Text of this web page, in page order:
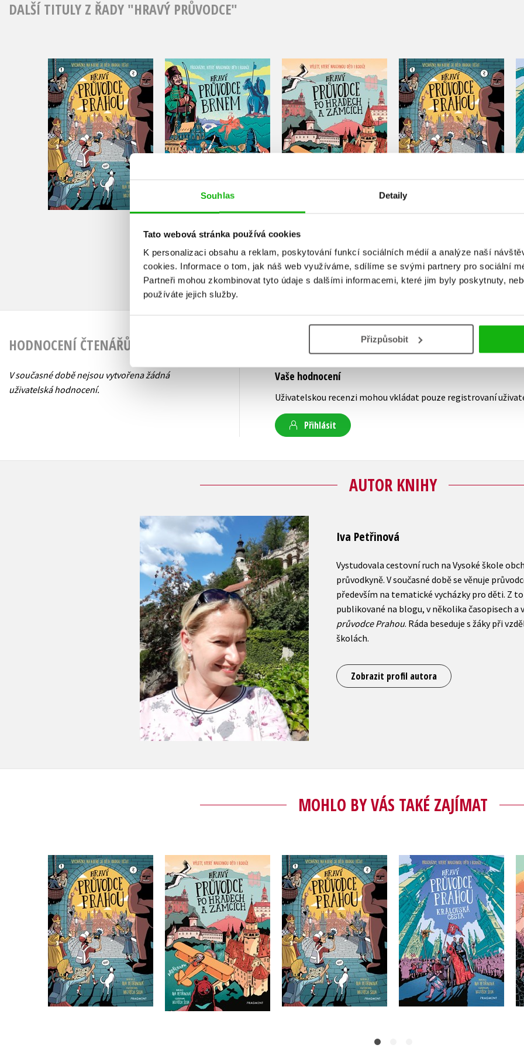
Souhlas Detaily
Tato webová stránka používá cookies
K personalizaci obsahu a reklam, poskytování funkcí sociálních médií a analýze naší
cookies. Informace o tom, jak náš web využíváme, sdílíme se svými partnery pro sociální
Partneři mohou zkombinovat tyto údaje s dalšími informacemi, které jim byly poskytnuty,
používáte jejich služby.
Přizpůsobit
DALŠÍ TITULY Z ŘADY "HRAVÝ PRŮVODCE"
Hravý průvodce Prahou
Iva Petřinová
Do košíku
399 Kč
319 Kč
Hravý průvodce Brnem
Eva Obůrková
399 Kč
319 Kč
Hravý průvodce po
hradech a zámcích
Iva Petřinová
Hravý průvodce Prahou
Iva Petřinová
HODNOCENÍ ČTENÁŘŮ
V současné době nejsou vytvořena žádná
uživatelská hodnocení.
Vaše hodnocení
Uživatelskou recenzi mohou vkládat pouze registrovaní
Přihlásit
AUTOR KNIHY
Iva Petřinová
Vystudovala cestovní ruch na Vysoké škole
průvodkyně. V současné době se věnuje
především na tematické vycházky pro děti. Z
publikované na blogu, v několika časopisech a
průvodce Prahou. Ráda beseduje s žáky při
školách.
Zobrazit profil autora
MOHLO BY VÁS TAKÉ ZAJÍMAT
Hravý průvodce Prahou
Iva Petřinová
Do košíku
399 Kč
319 Kč
Hravý průvodce po
hradech a zámcích
Iva Petřinová
Do košíku
399 Kč
319 Kč
Hravý průvodce Prahou
Iva Petřinová
Do košíku
369 Kč
295 Kč
Hravý průvodce Prahou
- Královská cesta
Iva Petřinová
Do košíku
369 Kč
295 Kč